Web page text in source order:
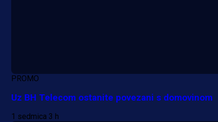
PROMO
Uz BH Telecom ostanite povezani s domovinom
1 sedmica 3 h